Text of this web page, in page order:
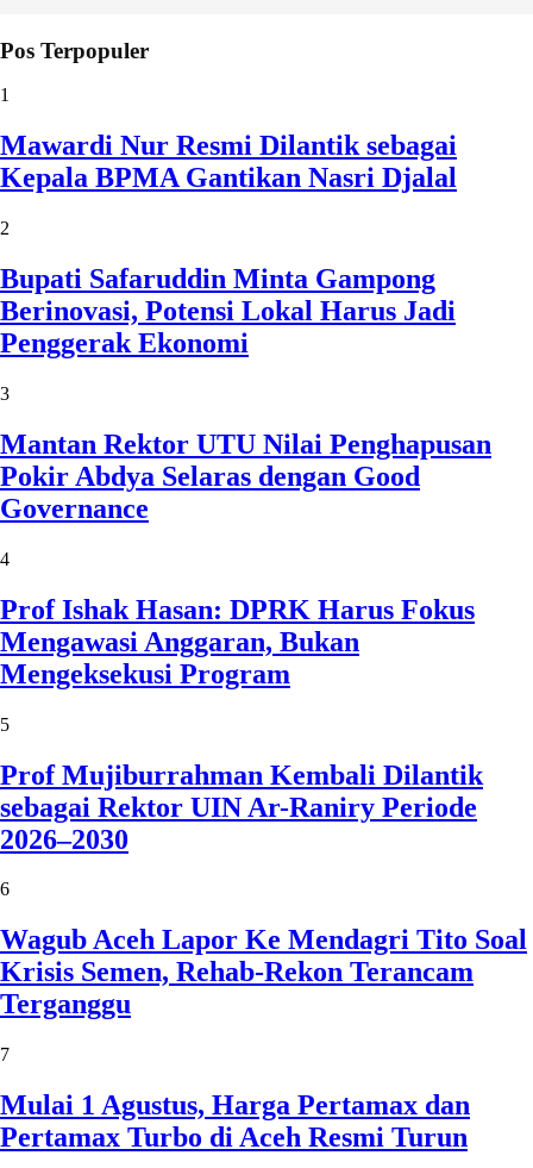
Pos Terpopuler
1
Mawardi Nur Resmi Dilantik sebagai
Kepala BPMA Gantikan Nasri Djalal
2
Bupati Safaruddin Minta Gampong
Berinovasi, Potensi Lokal Harus Jadi
Penggerak Ekonomi
3
Mantan Rektor UTU Nilai Penghapusan
Pokir Abdya Selaras dengan Good
Governance
4
Prof Ishak Hasan: DPRK Harus Fokus
Mengawasi Anggaran, Bukan
Mengeksekusi Program
5
Prof Mujiburrahman Kembali Dilantik
sebagai Rektor UIN Ar-Raniry Periode
2026–2030
6
Wagub Aceh Lapor Ke Mendagri Tito Soal
Krisis Semen, Rehab-Rekon Terancam
Terganggu
7
Mulai 1 Agustus, Harga Pertamax dan
Pertamax Turbo di Aceh Resmi Turun